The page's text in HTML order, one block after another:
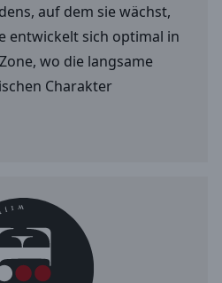
auf dem sie wächst,
entwickelt sich optimal in
wo die langsame
Charakter